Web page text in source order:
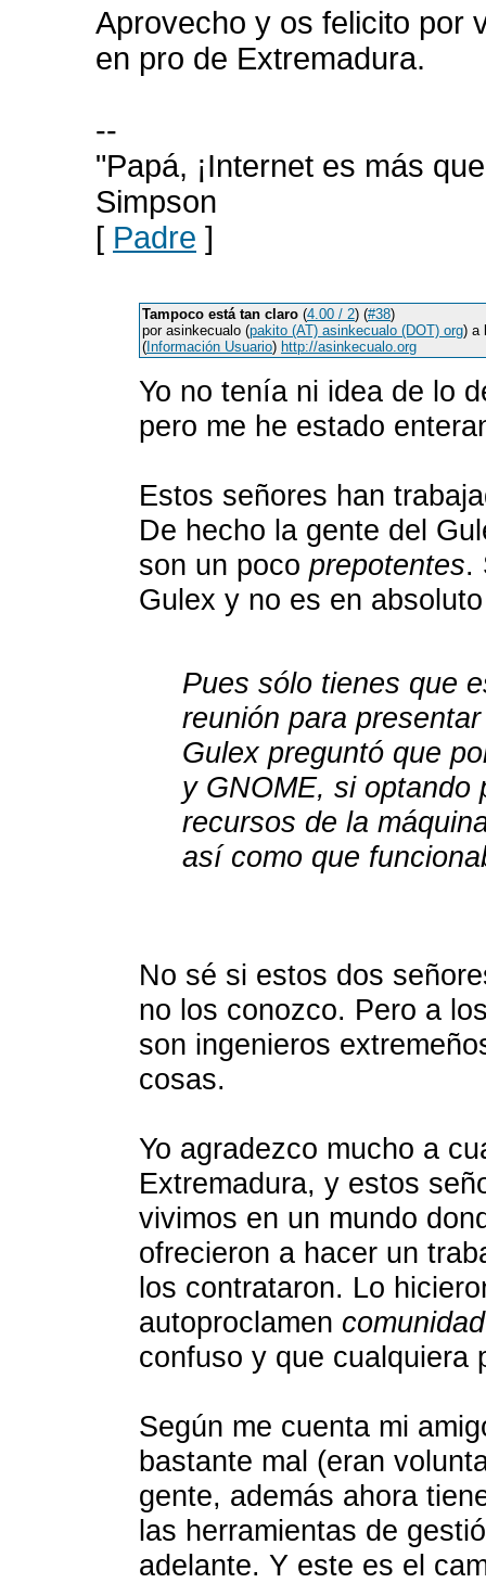
Aprovecho y os felicito por
en pro de Extremadura.
--
"Papá, ¡Internet es más
Simpson
[ Padre ]
Tampoco está tan claro (4.00 / 2) (#38)
por asinkecualo (pakito (AT) asinkecualo (DOT) org) a
( Información Usuario) http://asinkecualo.org
Yo no tenía ni idea de lo
pero me he estado
Estos señores han
De hecho la gente del
son un poco prepotentes.
Gulex y no es en
Pues sólo tienes que
reunión para
Gulex preguntó que
y GNOME, si optando
recursos de la
así como que
No sé si estos dos
no los conozco. Pero a
son ingenieros
cosas.
Yo agradezco mucho a
Extremadura, y estos
vivimos en un mundo
ofrecieron a hacer un
los contrataron. Lo
autoproclamen comunidad
confuso y que cualquiera
Según me cuenta mi
bastante mal (eran
gente, además ahora
las herramientas de
adelante. Y este es el